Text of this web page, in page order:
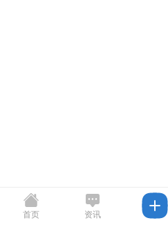
首页 资讯